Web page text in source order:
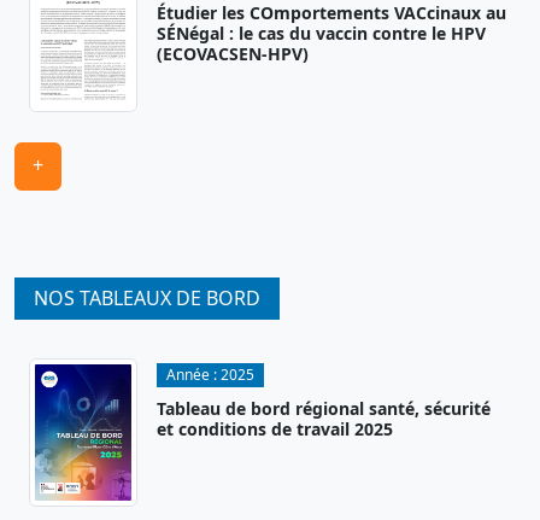
Étudier les COmportements VACcinaux au
SÉNégal : le cas du vaccin contre le HPV
(ECOVACSEN-HPV)
+
NOS TABLEAUX DE BORD
Année :2025
Tableau de bord régional santé, sécurité
et conditions de travail 2025